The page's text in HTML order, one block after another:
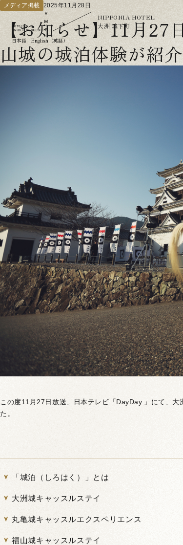
NIPPONIA HOTEL
大洲 城下町
日本語 English（英語）
メディア掲載 2025年11月28日
【お知らせ】11月27
山城の城泊体験が紹
この度11月27日放送、日本テレビ「DayDay.」にて、
た。
「城泊（しろはく）」とは
大洲城キャッスルステイ
丸亀城キャッスルエクスペリエンス
福山城キャッスルステイ